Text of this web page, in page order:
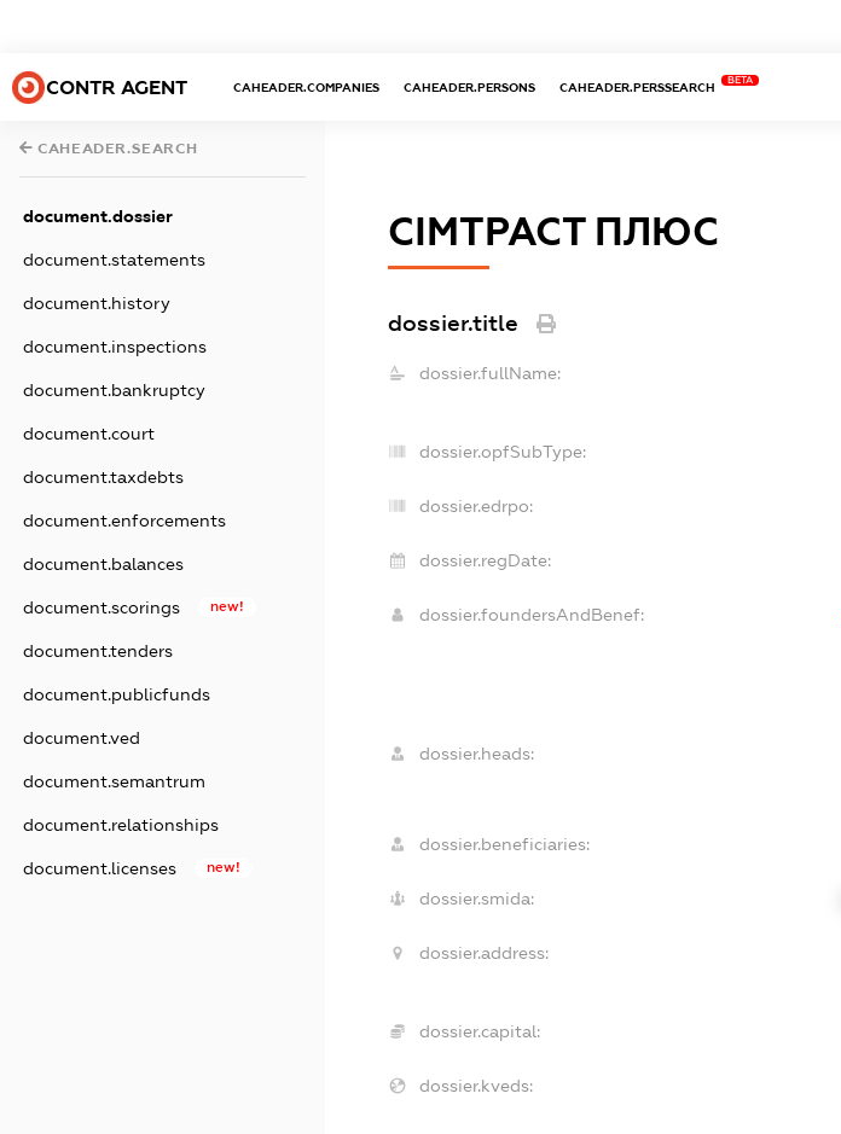
CONTR AGENT CAHEADER.COMPANIES CAHEADER.PERSONS CAHEADER.PERSSEARCH
BETA
CAHEADER.SEARCH
document.dossier
document.statements
document.history
document.inspections
document.bankruptcy
document.court
document.taxdebts
document.enforcements
document.balances
document.scorings new!
document.tenders
document.publicfunds
document.ved
document.semantrum
document.relationships
document.licenses new!
СІМТРАСТ ПЛЮС
dossier.title
dossier.fullName:
dossier.opfSubType:
dossier.edrpo:
dossier.regDate:
dossier.foundersAndBenef:
dossier.heads:
dossier.beneficiaries:
dossier.smida:
dossier.address:
dossier.capital:
dossier.kveds: